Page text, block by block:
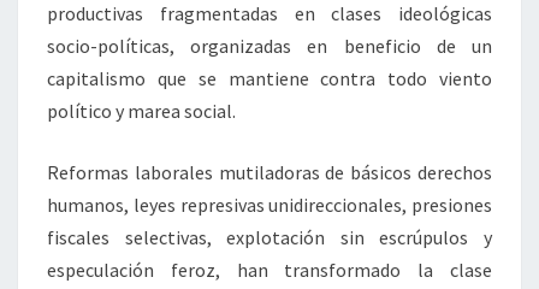
productivas fragmentadas en clases ideológicas
socio-políticas, organizadas en beneficio de un
capitalismo que se mantiene contra todo viento
político y marea social.
Reformas laborales mutiladoras de básicos derechos
humanos, leyes represivas unidireccionales, presiones
fiscales selectivas, explotación sin escrúpulos y
especulación feroz, han transformado la clase